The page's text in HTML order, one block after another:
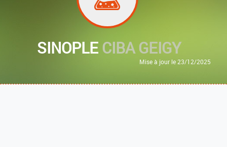
SINOPLECIBA GEIGY
Mise à jour le 23/12/2025